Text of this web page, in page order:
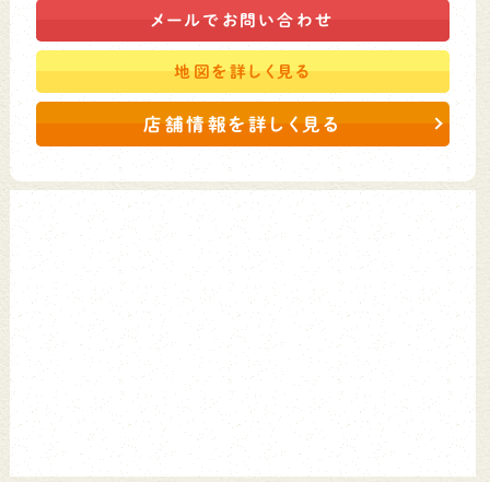
メールで お問い合わせ
地図を詳しく見る
店舗情報を詳しく見る